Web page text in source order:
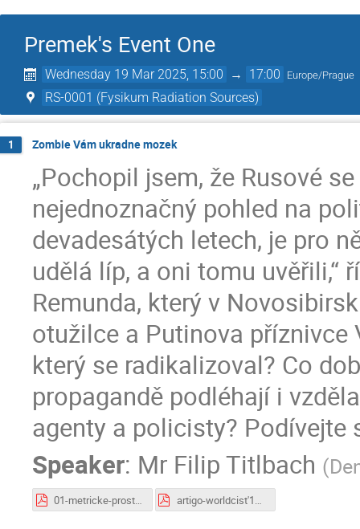
Premek's Event One
Wednesday 19 Mar 2025, 15:00 → 17:00 Europe/Prague
RS-0001 (Fysikum Radiation Sources)
1 Zombie Vám ukradne mozek
„Pochopil jsem, že Rusové
nejednoznačný pohled na
devadesátých letech, je pro
udělá líp, a oni tomu uvěřili,“
Remunda, který v
otužilce a Putinova
který se radikalizoval? Co
propagandě podléhají i
agenty a policisty? Podívejte
Speaker: Mr Filip Titlbach (
01-metricke-prostory-2020.pdf artigo-worldcist'14.pdf